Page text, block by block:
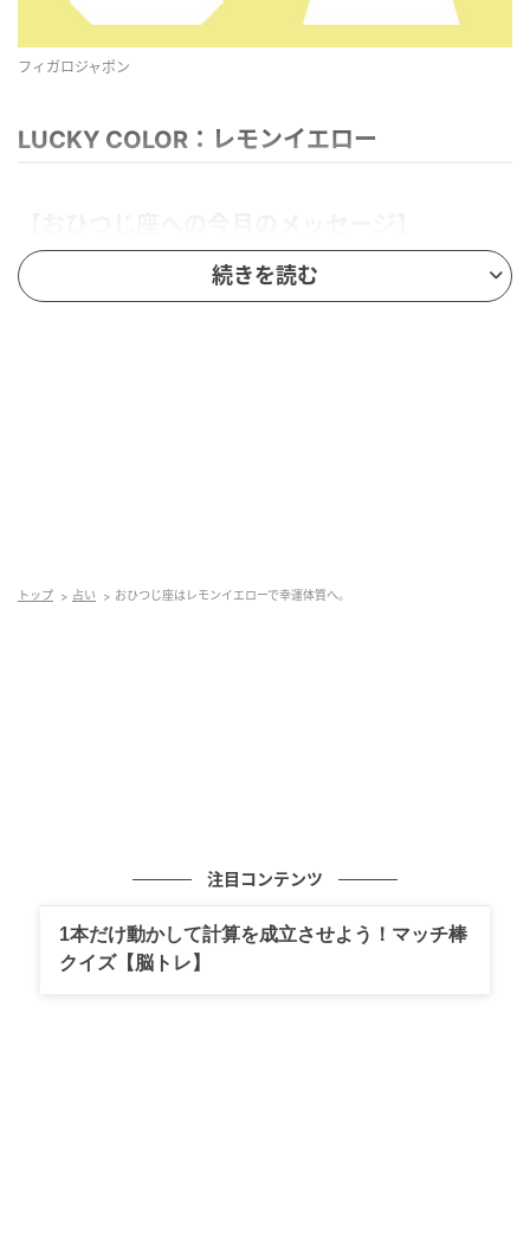
フィガロジャポン
LUCKY COLOR：レモンイエロー
他人とのコミュニケーションを大切にすること。いま
葉があるのに飲み込んだり。そうした鎧を少しずつ脱
ラッキーアクションは大切なこと口にすると心得た上
でのコミュニケーション。ラッキーデーは6月5日、21
続きを読む
トップ 占い おひつじ座はレモンイエローで幸運体質へ。
注目コンテンツ
1本だけ動かして計算を成立させよう！マッチ棒
クイズ【脳トレ】